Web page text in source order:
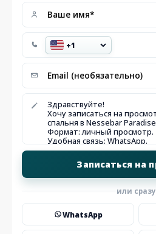
или сразу
WhatsApp